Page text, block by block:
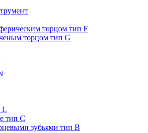
торцом тип F
торцом тип G
L
тип C
зубьями тип B